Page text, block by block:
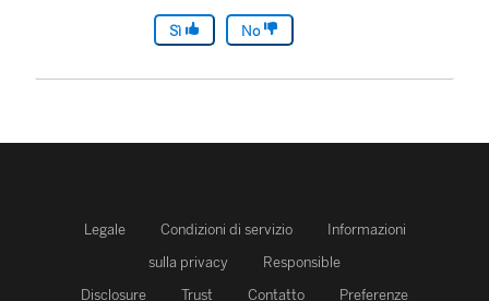
Sì No
Legale Condizioni di servizio
Informazioni
sulla privacy
Responsible
Disclosure
Trust Contatto
Preferenze